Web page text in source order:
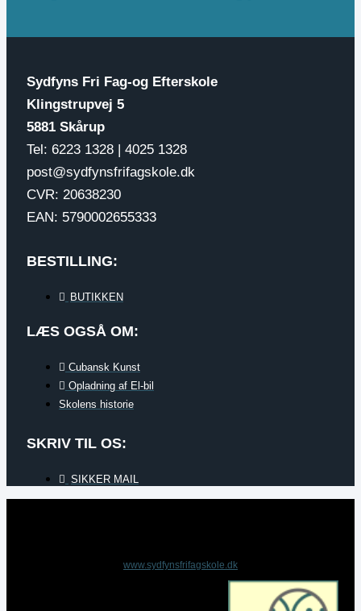
Sydfyns Fri Fag-og Efterskole
Klingstrupvej 5
5881 Skårup
Tel: 6223 1328 | 4025 1328
post@sydfynsfrifagskole.dk
CVR: 20638230
EAN: 5790002655333
BESTILLING:
BUTIKKEN
LÆS OGSÅ OM:
Cubansk Kunst
Opladning af El-bil
Skolens historie
SKRIV TIL OS:
SIKKER MAIL
www.sydfynsfrifagskole.dk